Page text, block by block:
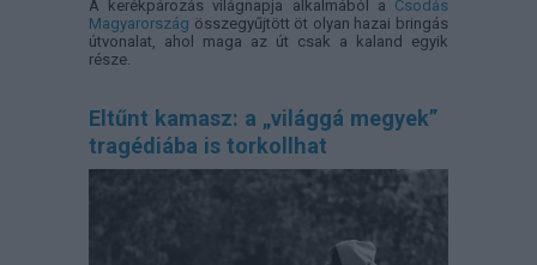
A kerékpározás világnapja alkalmából a Csodás
Magyarország összegyűjtött öt olyan hazai bringás
útvonalat, ahol maga az út csak a kaland egyik
része.
Eltűnt kamasz: a „világgá megyek”
tragédiába is torkollhat